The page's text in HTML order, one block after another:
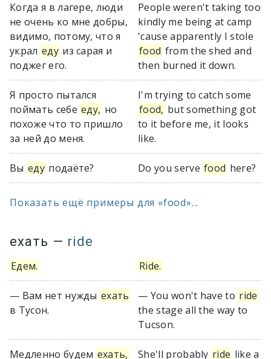
Когда я в лагере, люди
не очень ко мне добры,
видимо, потому, что я
украл еду из сарая и
поджег его.
People weren't taking too
kindly me being at camp
'cause apparently I stole
food from the shed and
then burned it down.
Я просто пытался
поймать себе еду, но
похоже что то пришло
за ней до меня.
I'm trying to catch some
food, but something got
to it before me, it looks
like.
Вы еду подаёте? Do you serve food here?
Показать ещё примеры для «food»...
ехать — ride
Едем. Ride.
— Вам нет нужды ехать
в Тусон.
— You won't have to ride
the stage all the way to
Tucson.
Медленно будем ехать, She'll probably ride like a